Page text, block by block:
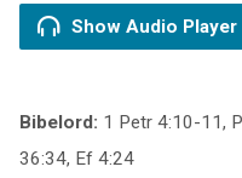
Show Audio Player
Bibelord: 1 Petr 4:10-11,
36:34, Ef 4:24